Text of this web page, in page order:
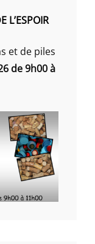
L’ESPOIR
et de piles
de 9h00 à